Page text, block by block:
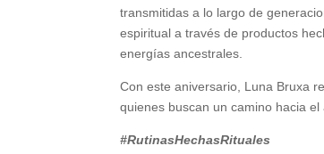
transmitidas a lo largo de
espiritual a través de productos
energías ancestrales.
Con este aniversario, Luna Bruxa
quienes buscan un camino hacia
#RutinasHechasRituales